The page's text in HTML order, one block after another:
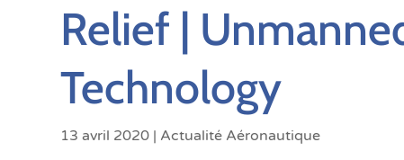
Relief |
Technology
13 avril 2020 | Actualité Aéronautique